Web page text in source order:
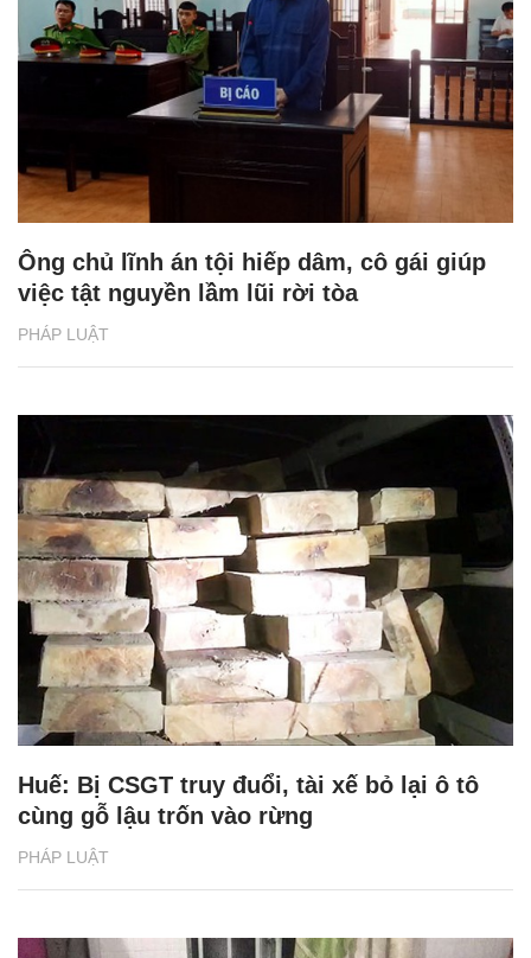
PHÁP LUẬT
Ông chủ lĩnh án tội hiếp dâm, cô gái giúp
việc tật nguyền lầm lũi rời tòa
PHÁP LUẬT
Huế: Bị CSGT truy đuổi, tài xế bỏ lại ô tô
cùng gỗ lậu trốn vào rừng